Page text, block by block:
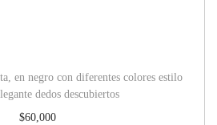
en negro con diferentes colores estilo
dedos descubiertos
$60,000